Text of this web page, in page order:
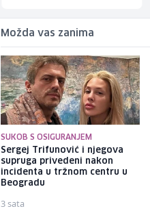
Možda vas zanima
SUKOB S OSIGURANJEM
Sergej Trifunović i njegova
supruga privedeni nakon
incidenta u tržnom centru u
Beogradu
3 sata